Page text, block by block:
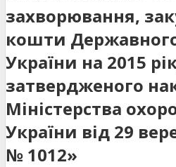
захворювання,
кошти
України на 2015
затвердженого
Міністерства
України від 29
№ 1012»